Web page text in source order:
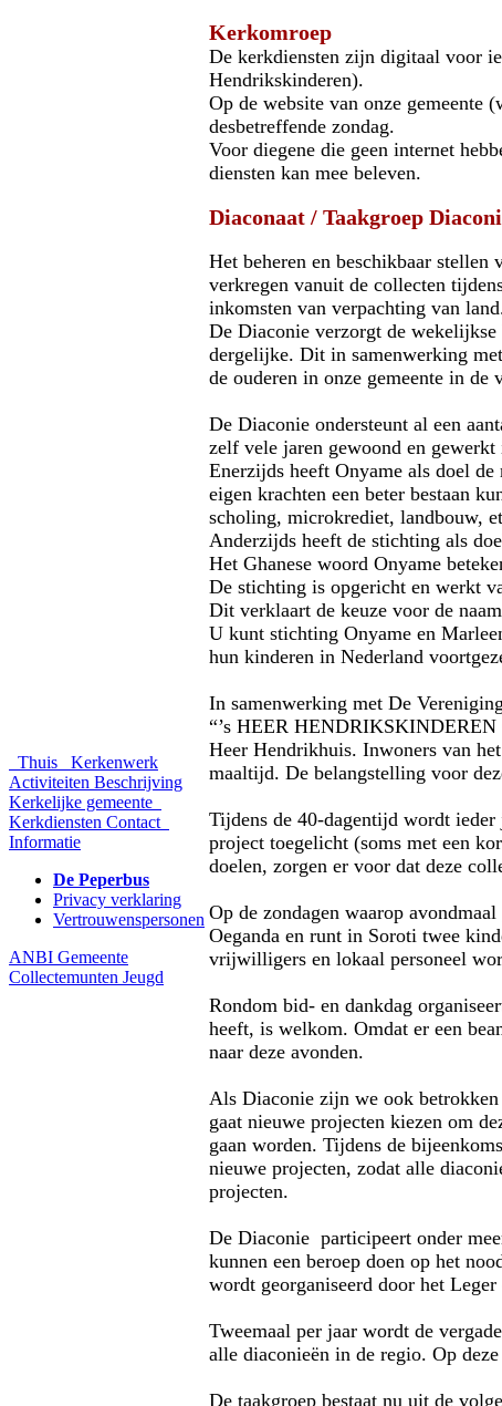
Thuis
Kerkenwerk
Activiteiten Beschrijving
Kerkelijke gemeente
Kerkdiensten Contact
Informatie
De Peperbus
Privacy verklaring
Vertrouwenspersonen
ANBI Gemeente
Collectemunten Jeugd
Kerkomroep
De kerkdiensten zijn digitaal voor
Hendrikskinderen).
Op de website van onze
desbetreffende zondag.
Voor diegene die geen internet
diensten kan mee beleven.
Diaconaat / Taakgroep
Het beheren en beschikbaar stellen
verkregen vanuit de collecten
inkomsten van verpachting van
De Diaconie verzorgt de
dergelijke. Dit in samenwerking
de ouderen in onze gemeente in de
De Diaconie ondersteunt al een
zelf vele jaren gewoond en
Enerzijds heeft Onyame als doel
eigen krachten een beter bestaan
scholing, microkrediet, landbouw,
Anderzijds heeft de stichting als
Het Ghanese woord Onyame
De stichting is opgericht en werkt
Dit verklaart de keuze voor de
U kunt stichting Onyame en
hun kinderen in Nederland
In samenwerking met De
“’s HEER
Heer Hendrikhuis. Inwoners van
maaltijd. De belangstelling voor
Tijdens de 40-dagentijd wordt
project toegelicht (soms met een
doelen, zorgen er voor dat deze
Op de zondagen waarop
Oeganda en runt in Soroti twee
vrijwilligers en lokaal personeel
Rondom bid- en dankdag
heeft, is welkom. Omdat er een
naar deze avonden.
Als Diaconie zijn we ook
gaat nieuwe projecten kiezen om
gaan worden. Tijdens de
nieuwe projecten, zodat alle
projecten.
De Diaconie participeert onder
kunnen een beroep doen op het
wordt georganiseerd door het Leger
Tweemaal per jaar wordt de
alle diaconieën in de regio. Op
De taakgroep bestaat nu uit de